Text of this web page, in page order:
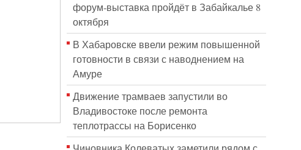
форум‑выставка пройдёт в Забайкалье 8
октября
В Хабаровске ввели режим повышенной
готовности в связи с наводнением на
Амуре
Движение трамваев запустили во
Владивостоке после ремонта
теплотрассы на Борисенко